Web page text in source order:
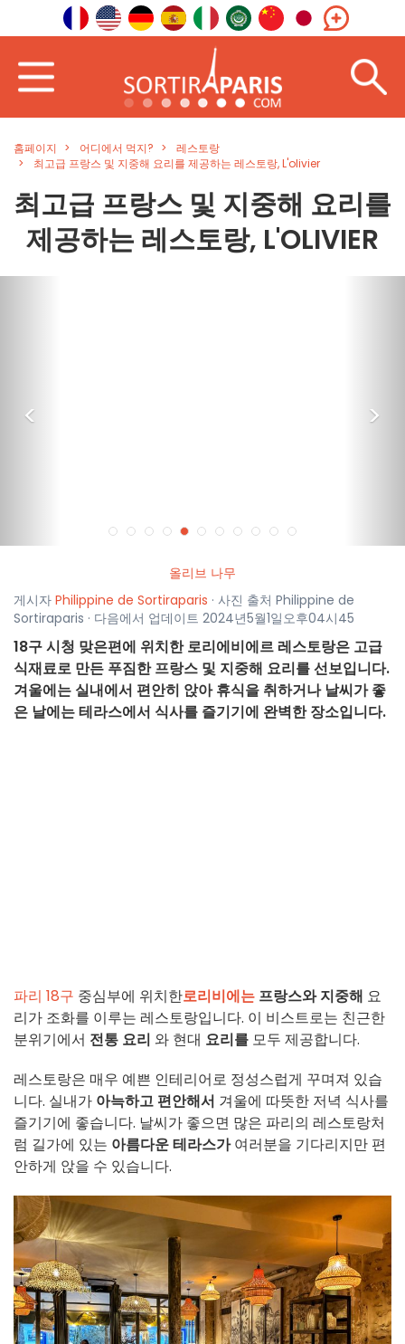
홈페이지 어디에서 먹지?
레스토랑
최고급 프랑스 및 지중해 요리를 제공하는 레스토랑, L'olivier
최고급 프랑스 및 지중해 요리를
제공하는 레스토랑, L'OLIVIER
< >
올리브 나무
게시자 Philippine de Sortiraparis · 사진 출처 Philippine de
Sortiraparis · 다음에서 업데이트 2024년5월1일오후04시45
18구 시청 맞은편에 위치한 로리에비에르 레스토랑은 고급
식재료로 만든 푸짐한 프랑스 및 지중해 요리를 선보입니다.
겨울에는 실내에서 편안히 앉아 휴식을 취하거나 날씨가 좋
은 날에는 테라스에서 식사를 즐기기에 완벽한 장소입니다.
파리 18구 중심부에 위치한로리비에는 프랑스와 지중해 요
리가 조화를 이루는 레스토랑입니다. 이 비스트로는 친근한
분위기에서 전통 요리 와 현대 요리를 모두 제공합니다.
레스토랑은 매우 예쁜 인테리어로 정성스럽게 꾸며져 있습
니다. 실내가 아늑하고 편안해서 겨울에 따뜻한 저녁 식사를
즐기기에 좋습니다. 날씨가 좋으면 많은 파리의 레스토랑처
럼 길가에 있는 아름다운 테라스가여러분을 기다리지만 편
안하게 앉을 수 있습니다.